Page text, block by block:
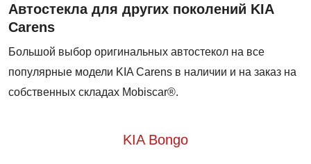
Автостекла для других поколений KIA
Carens
Большой выбор оригинальных автостекол на все
популярные модели KIA Carens в наличии и на заказ на
собственных складах Mobiscar®.
KIA Bongo